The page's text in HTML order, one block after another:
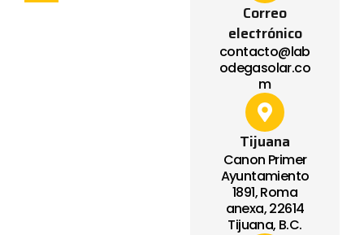
Correo
electrónico
contacto@lab
odegasolar.co
m
Tijuana
Canon Primer
Ayuntamiento
1891, Roma
anexa, 22614
Tijuana, B.C.